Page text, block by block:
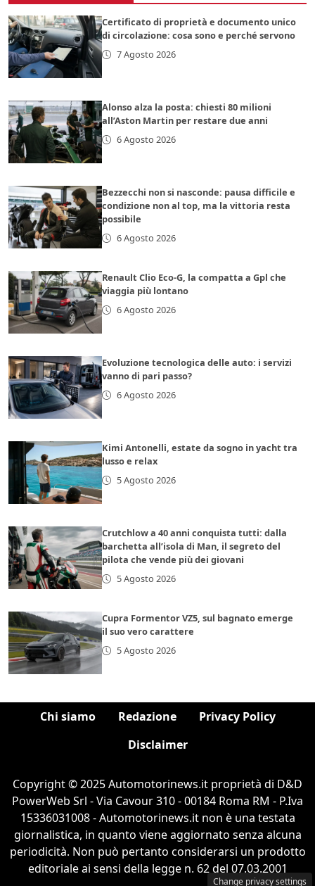
Certificato di proprietà e documento unico
di circolazione: cosa sono e perché servono
7 Agosto 2026
Alonso alza la posta: chiesti 80 milioni
all’Aston Martin per restare due anni
6 Agosto 2026
Bezzecchi non si nasconde: pausa difficile e
condizione non al top, ma la vittoria resta
possibile
6 Agosto 2026
Renault Clio Eco-G, la compatta a Gpl che
viaggia più lontano
6 Agosto 2026
Evoluzione tecnologica delle auto: i servizi
vanno di pari passo?
6 Agosto 2026
Kimi Antonelli, estate da sogno in yacht tra
lusso e relax
5 Agosto 2026
Crutchlow a 40 anni conquista tutti: dalla
barchetta all’isola di Man, il segreto del
pilota che vende più dei giovani
5 Agosto 2026
Cupra Formentor VZ5, sul bagnato emerge
il suo vero carattere
5 Agosto 2026
Chi siamo Redazione
Privacy Policy
Disclaimer
Copyright © 2025 Automotorinews.it proprietà di D&D
PowerWeb Srl - Via Cavour 310 - 00184 Roma RM - P.Iva
15336031008 - Automotorinews.it non è una testata
giornalistica, in quanto viene aggiornato senza alcuna
periodicità. Non può pertanto considerarsi un prodotto
editoriale ai sensi della legge n. 62 del 07.03.2001
Change privacy settings